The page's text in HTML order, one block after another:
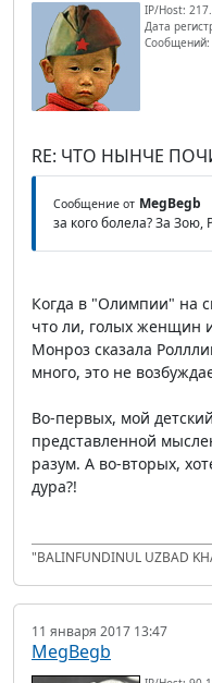
IP/Host:
Дата
Сообщений:
RE: ЧТО НЫНЧЕ
Сообщение от MegBegb
за кого болела? За Зою,
Когда в "Олимпии" на
что ли, голых женщин
Монроз сказала
много, это не
Во-первых, мой
представленной
разум. А во-вторых,
дура?!
"BALINFUNDINUL UZBAD
11 января 2017 13:47
MegBegb